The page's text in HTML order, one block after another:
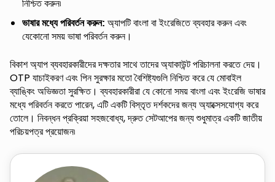
নিশ্চিত করুন৷
ভাষার মধ্যে পরিবর্তন করুন: অ্যাপটি বাংলা বা ইংরেজিতে ব্যবহার করুন এবং
যেকোনো সময় ভাষা পরিবর্তন করুন।
বিকাশ অ্যাপ ব্যবহারকারীদের দক্ষতার সাথে তাদের অ্যাকাউন্ট পরিচালনা করতে দেয়।
OTP যাচাইকরণ এবং পিন সুরক্ষার মতো বৈশিষ্ট্যগুলি নিশ্চিত করে যে মোবাইল
ব্যাঙ্কিং অভিজ্ঞতা সুরক্ষিত। ব্যবহারকারীরা যে কোনো সময় বাংলা এবং ইংরেজি ভাষার
মধ্যে পরিবর্তন করতে পারেন, এটি একটি বিস্তৃত দর্শকদের জন্য অ্যাক্সেসযোগ্য করে
তোলে। নিবন্ধন প্রক্রিয়া সহজবোধ্য, দ্রুত সেটআপের জন্য শুধুমাত্র একটি জাতীয়
পরিচয়পত্র প্রয়োজন৷